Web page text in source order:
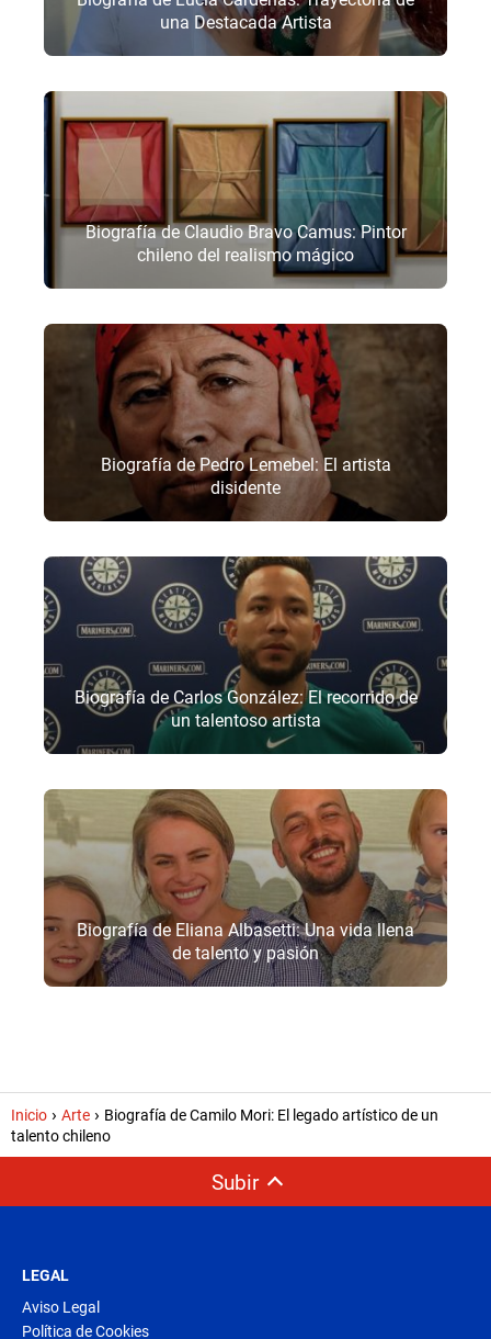
una Destacada Artista
Biografía de Claudio Bravo Camus: Pintor
chileno del realismo mágico
Biografía de Pedro Lemebel: El artista
disidente
Biografía de Carlos González: El recorrido de
un talentoso artista
Biografía de Eliana Albasetti: Una vida llena
de talento y pasión
Inicio Arte
Biografía de Camilo Mori: El legado artístico de un
talento chileno
Subir
LEGAL
Aviso Legal
Política de Cookies